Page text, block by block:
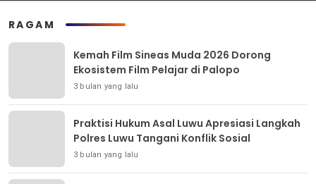
RAGAM
Kemah Film Sineas Muda 2026 Dorong
Ekosistem Film Pelajar di Palopo
3 bulan yang lalu
Praktisi Hukum Asal Luwu Apresiasi Langkah
Polres Luwu Tangani Konflik Sosial
3 bulan yang lalu